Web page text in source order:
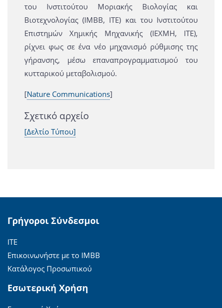
του Ινστιτούτου Μοριακής Βιολογίας και
Βιοτεχνολογίας (ΙΜΒΒ, ΙΤΕ) και του Ινστιτούτου
Επιστημών Χημικής Μηχανικής (ΙΕΧΜΗ, ΙΤΕ),
ρίχνει φως σε ένα νέο μηχανισμό ρύθμισης της
γήρανσης, μέσω επαναπρογραμματισμού του
κυτταρικού μεταβολισμού.
[Nature Communications]
Σχετικό αρχείο
[Δελτίο Τύπου]
Γρήγοροι Σύνδεσμοι
ΙΤΕ
Επικοινωνήστε με το ΙΜΒΒ
Κατάλογος Προσωπικού
Εσωτερική Χρήση